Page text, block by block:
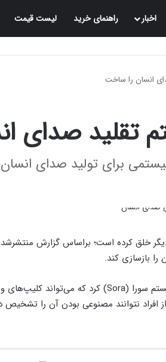
اخبار راهنمای خرید لیست قیمت
بازسازی کند.
افراد نتوانند مصنوعی بودن آن را تشخیص